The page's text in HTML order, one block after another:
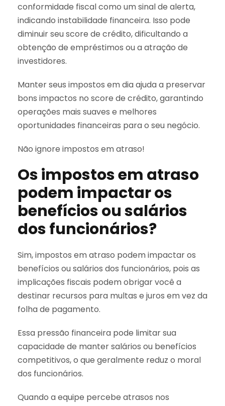
conformidade fiscal como um sinal de alerta,
indicando instabilidade financeira. Isso pode
diminuir seu score de crédito, dificultando a
obtenção de empréstimos ou a atração de
investidores.
Manter seus impostos em dia ajuda a preservar
bons impactos no score de crédito, garantindo
operações mais suaves e melhores
oportunidades financeiras para o seu negócio.
Não ignore impostos em atraso!
Os impostos em atraso
podem impactar os
benefícios ou salários
dos funcionários?
Sim, impostos em atraso podem impactar os
benefícios ou salários dos funcionários, pois as
implicações fiscais podem obrigar você a
destinar recursos para multas e juros em vez da
folha de pagamento.
Essa pressão financeira pode limitar sua
capacidade de manter salários ou benefícios
competitivos, o que geralmente reduz o moral
dos funcionários.
Quando a equipe percebe atrasos nos